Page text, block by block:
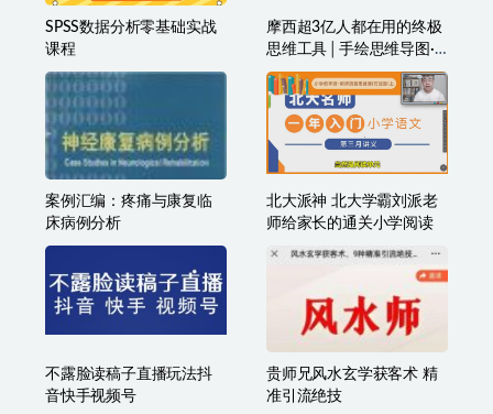
SPSS数据分析零基础实战
课程
摩西超3亿人都在用的终极
思维工具│手绘思维导图·
助你效率翻倍
案例汇编：疼痛与康复临
床病例分析
北大派神 北大学霸刘派老
师给家长的通关小学阅读
不露脸读稿子直播玩法抖
音快手视频号
贵师兄风水玄学获客术 精
准引流绝技